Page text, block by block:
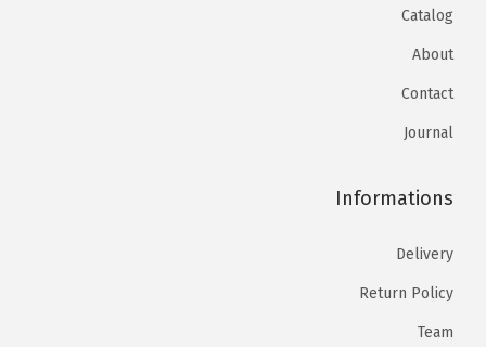
Catalog
About
Contact
Journal
Informations
Delivery
Return Policy
Team